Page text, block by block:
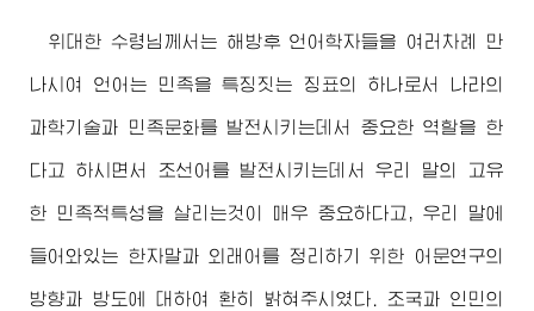
위대한 수령님께서는 해방후 언어학자들을 여러차례 만
나시여 언어는 민족을 특징짓는 징표의 하나로서 나라의
과학기술과 민족문화를 발전시키는데서 중요한 역할을 한
다고 하시면서 조선어를 발전시키는데서 우리 말의 고유
한 민족적특성을 살리는것이 매우 중요하다고, 우리 말에
들어와있는 한자말과 외래어를 정리하기 위한 어문연구의
방향과 방도에 대하여 환히 밝혀주시였다. 조국과 인민의